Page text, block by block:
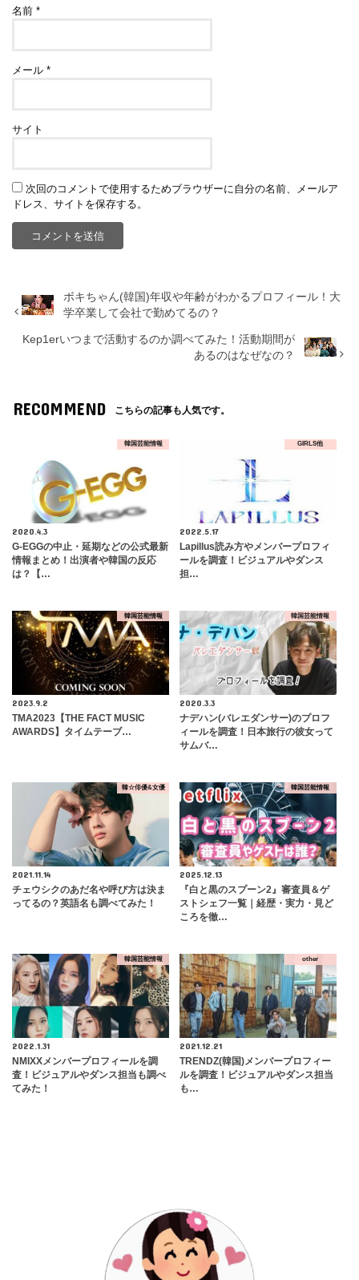
名前*
メール*
サイト
次回のコメントで使用するためブラウザーに自分の名前、メールア
ドレス、サイトを保存する。
ボキちゃん(韓国)年収や年齢がわかるプロフィール！大
学卒業して会社で勤めてるの？
Kep1erいつまで活動するのか調べてみた！活動期間が
あるのはなぜなの？
RECOMMEND こちらの記事も人気です。
韓国芸能情報
2020.4.3
G-EGGの中止・延期などの公式最新
情報まとめ！出演者や韓国の反応
は？【…
GIRLS他
2022.5.17
Lapillus読み方やメンバープロフィ
ールを調査！ビジュアルやダンス
担…
韓国芸能情報
2023.9.2
TMA2023【THE FACT MUSIC
AWARDS】タイムテーブ…
韓国芸能情報
2020.3.3
ナデハン(バレエダンサー)のプロフ
ィールを調査！日本旅行の彼女って
サムバ…
韓☆俳優&女優
2021.11.14
チェウシクのあだ名や呼び方は決ま
ってるの？英語名も調べてみた！
韓国芸能情報
2025.12.13
『白と黒のスプーン2』審査員＆ゲ
ストシェフ一覧｜経歴・実力・見ど
ころを徹…
韓国芸能情報
2022.1.31
NMIXXメンバープロフィールを調
査！ビジュアルやダンス担当も調べ
てみた！
other
2021.12.21
TRENDZ(韓国)メンバープロフィー
ルを調査！ビジュアルやダンス担当
も…